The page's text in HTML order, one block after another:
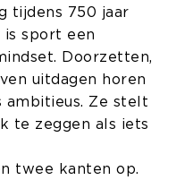
tijdens 750 jaar
is sport een
Doorzetten,
uitdagen horen
ambitieus. Ze stelt
te zeggen als iets
twee kanten op.